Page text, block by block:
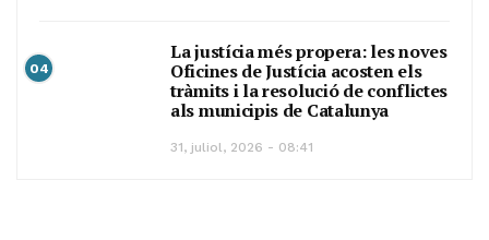
04
La justícia més propera: les noves
Oficines de Justícia acosten els
tràmits i la resolució de conflictes
als municipis de Catalunya
31, juliol, 2026 - 08:41